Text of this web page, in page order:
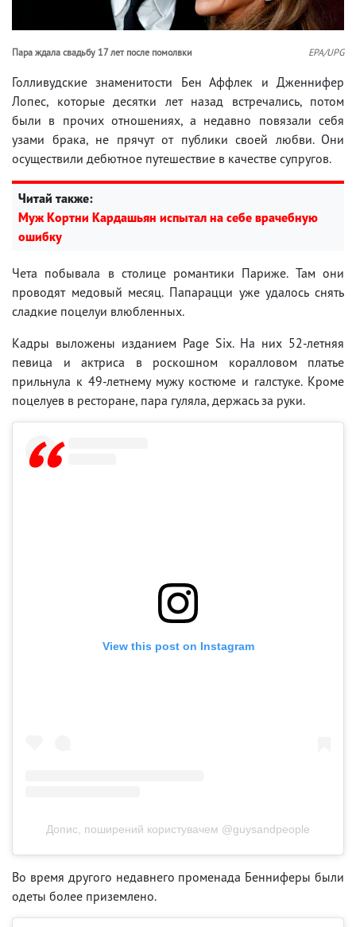
Пара ждала свадьбу 17 лет после помолвки EPA/UPG
Голливудские знаменитости Бен Аффлек и Дженнифер
Лопес, которые десятки лет назад встречались, потом
были в прочих отношениях, а недавно повязали себя
узами брака, не прячут от публики своей любви. Они
осуществили дебютное путешествие в качестве супругов.
Читай также:
Муж Кортни Кардашьян испытал на себе врачебную
ошибку
Чета побывала в столице романтики Париже. Там они
проводят медовый месяц. Папарацци уже удалось снять
сладкие поцелуи влюбленных.
Кадры выложены изданием Page Six. На них 52-летняя
певица и актриса в роскошном коралловом платье
прильнула к 49-летнему мужу костюме и галстуке. Кроме
поцелуев в ресторане, пара гуляла, держась за руки.
View this post on Instagram
Допис, поширений користувачем @guysandpeople
Во время другого недавнего променада Бенниферы были
одеты более приземлено.